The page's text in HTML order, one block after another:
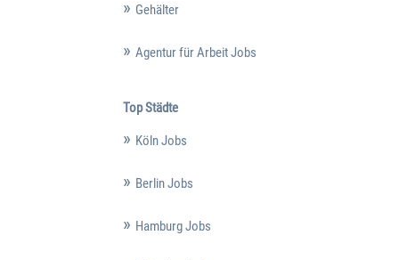
Gehälter
Agentur für Arbeit Jobs
Top Städte
Köln Jobs
Berlin Jobs
Hamburg Jobs